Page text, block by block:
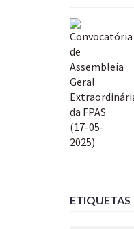
ETIQUETAS